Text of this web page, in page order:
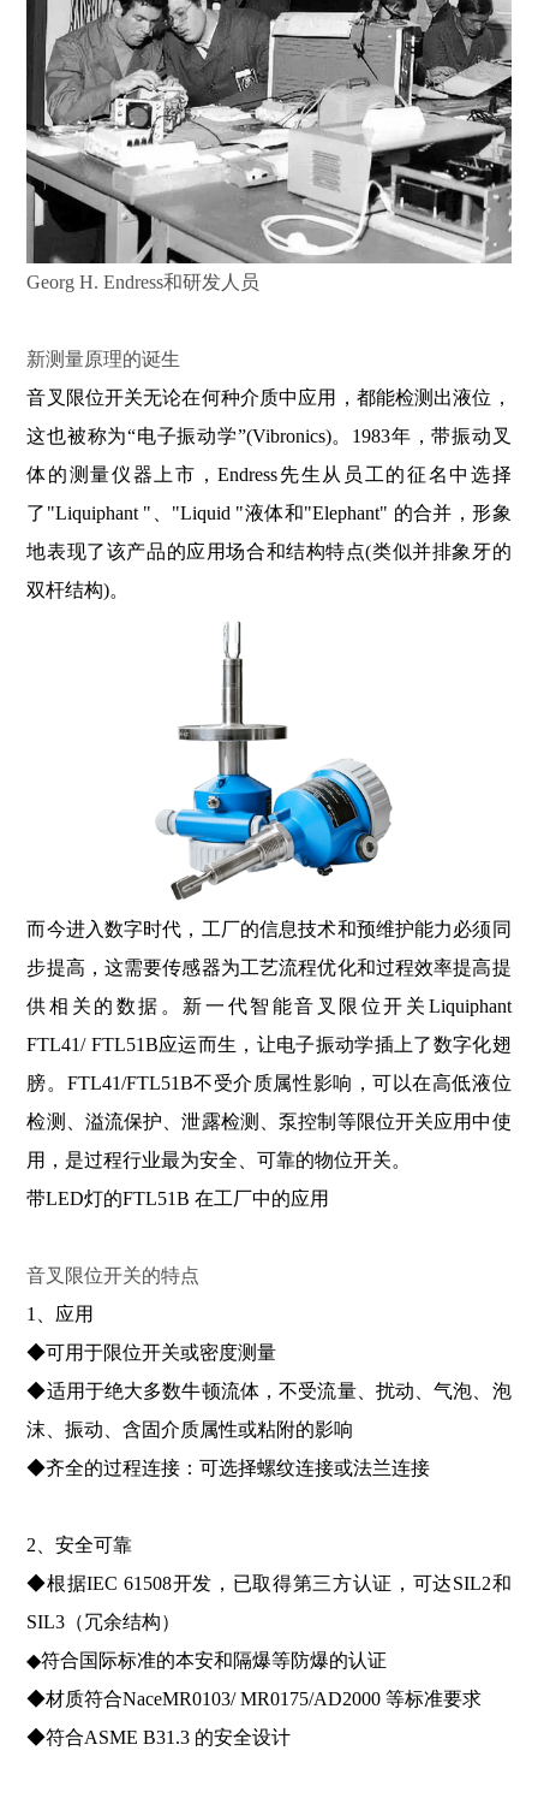
Georg H. Endress和研发人员
新测量原理的诞生
音叉限位开关无论在何种介质中应用，都能检测出液位，
这也被称为“电子振动学”(Vibronics)。1983年，带振动叉
体的测量仪器上市，Endress先生从员工的征名中选择
了"Liquiphant "、"Liquid "液体和"Elephant" 的合并，形象
地表现了该产品的应用场合和结构特点(类似并排象牙的
双杆结构)。
而今进入数字时代，工厂的信息技术和预维护能力必须同
步提高，这需要传感器为工艺流程优化和过程效率提高提
供相关的数据。新一代智能音叉限位开关Liquiphant
FTL41/ FTL51B应运而生，让电子振动学插上了数字化翅
膀。 FTL41/FTL51B不受介质属性影响，可以在高低液位
检测、溢流保护、泄露检测、泵控制等限位开关应用中使
用，是过程行业最为安全、可靠的物位开关。
带LED灯的FTL51B 在工厂中的应用
音叉限位开关的特点
1、应用
◆可用于限位开关或密度测量
◆适用于绝大多数牛顿流体，不受流量、扰动、气泡、泡
沫、振动、含固介质属性或粘附的影响
◆齐全的过程连接：可选择螺纹连接或法兰连接
2、安全可靠
◆根据IEC 61508开发，已取得第三方认证，可达SIL2和
SIL3（冗余结构）
◆符合国际标准的本安和隔爆等防爆的认证
◆材质符合NaceMR0103/ MR0175/AD2000 等标准要求
◆符合ASME B31.3 的安全设计